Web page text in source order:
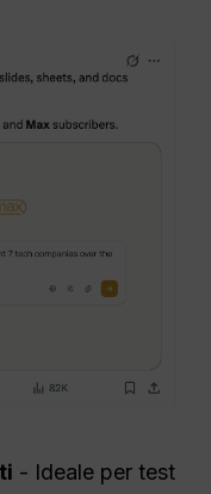
- Ideale per test